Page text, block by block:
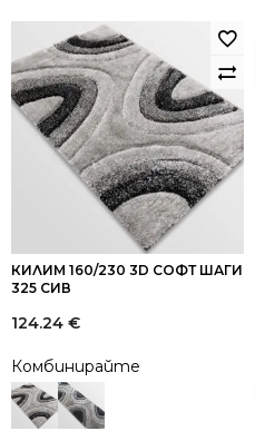
КИЛИМ 160/230 3D СОФТ ШАГИ
325 СИВ
124.24 €
Комбинирайте